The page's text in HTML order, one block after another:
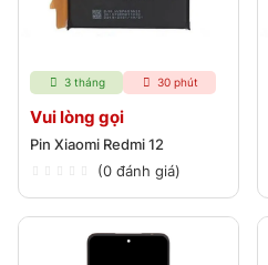
3 tháng 30 phút
Vui lòng gọi
Pin Xiaomi Redmi 12
(0 đánh giá)